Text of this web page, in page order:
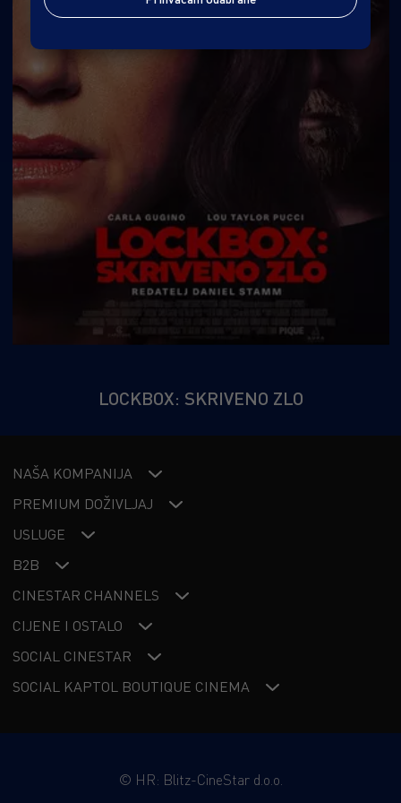
strašnije od čudovišta spoznaja da će sve na
kraju završiti kao parodija.
LOCKBOX: SKRIVENO ZLO
NAŠA KOMPANIJA
PREMIUM DOŽIVLJAJ
USLUGE
B2B
CINESTAR CHANNELS
CIJENE I OSTALO
SOCIAL CINESTAR
SOCIAL KAPTOL BOUTIQUE CINEMA
© HR: Blitz-CineStar d.o.o.